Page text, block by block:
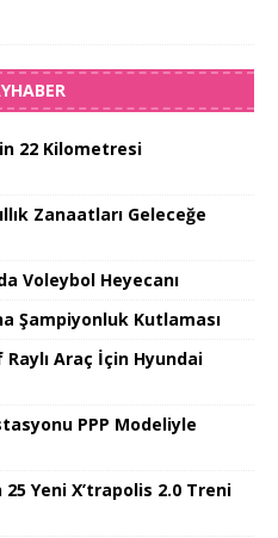
22 Kilometresi
Zanaatları Geleceğe
Voleybol Heyecanı
Şampiyonluk Kutlaması
Araç İçin Hyundai
PPP Modeliyle
Yeni X’trapolis 2.0 Treni